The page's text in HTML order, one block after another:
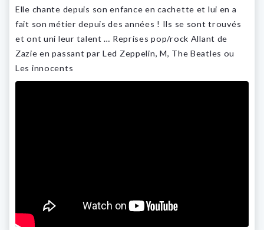
Elle chante depuis son enfance en cachette et lui en a
fait son métier depuis des années ! Ils se sont trouvés
et ont uni leur talent … Reprises pop/rock Allant de
Zazie en passant par Led Zeppelin, M, The Beatles ou
Les innocents